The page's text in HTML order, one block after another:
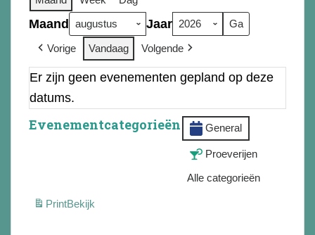
Maand Jaar
Vorige Vandaag Volgende
Er zijn geen evenementen gepland op deze
datums.
Evenementcategorieën General
Proeverijen
Alle categorieën
PrintBekijk